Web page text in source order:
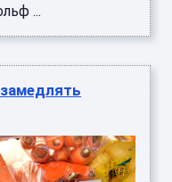
...